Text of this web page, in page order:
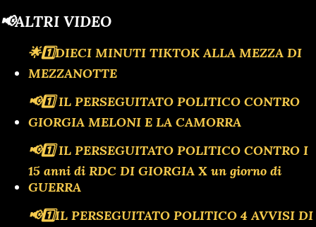
📢ALTRI VIDEO
🌟1️⃣DIECI MINUTI TIKTOK ALLA MEZZA DI
MEZZANOTTE
📢1️⃣ IL PERSEGUITATO POLITICO CONTRO
GIORGIA MELONI E LA CAMORRA
📢1️⃣ IL PERSEGUITATO POLITICO CONTRO I
15 anni di RDC DI GIORGIA X un giorno di
GUERRA
📢1️⃣IL PERSEGUITATO POLITICO 4 AVVISI DI